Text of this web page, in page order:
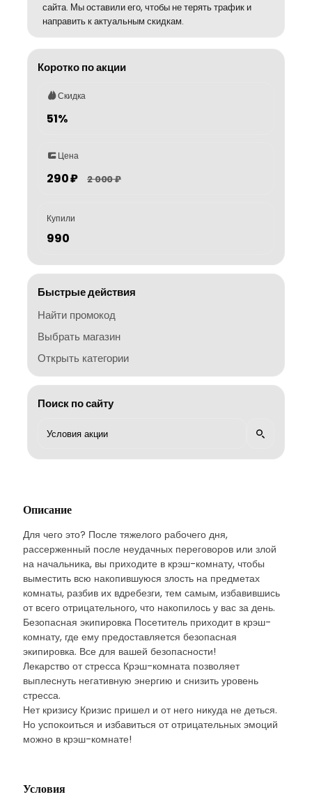
сайта. Мы оставили его, чтобы не терять трафик и
направить к актуальным скидкам.
Коротко по акции
Скидка
51%
Цена
290 ₽ 2 000 ₽
Купили
990
Быстрые действия
Найти промокод
Выбрать магазин
Открыть категории
Поиск по сайту
Описание
Для чего это? После тяжелого рабочего дня,
рассерженный после неудачных переговоров или злой
на начальника, вы приходите в крэш-комнату, чтобы
выместить всю накопившуюся злость на предметах
комнаты, разбив их вдребезги, тем самым, избавившись
от всего отрицательного, что накопилось у вас за день.
Безопасная экипировка Посетитель приходит в крэш-
комнату, где ему предоставляется безопасная
экипировка. Все для вашей безопасности!
Лекарство от стресса Крэш-комната позволяет
выплеснуть негативную энергию и снизить уровень
стресса.
Нет кризису Кризис пришел и от него никуда не деться.
Но успокоиться и избавиться от отрицательных эмоций
можно в крэш-комнате!
Условия